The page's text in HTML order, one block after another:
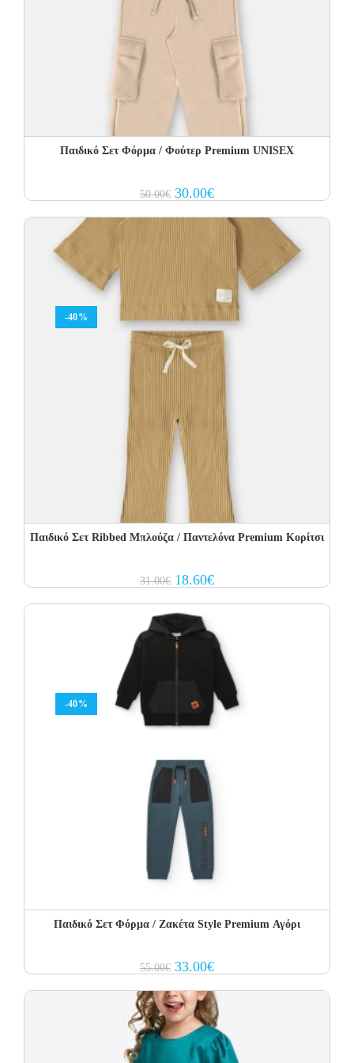
Παιδικό Σετ Φόρμα / Φούτερ Premium UNISEX
50.00€ Original
price
30.00€Current
price
30.00€.
-40%
Παιδικό Σετ Ribbed Μπλούζα / Παντελόνα Premium Κορίτσι
31.00€ Original
price
31.00€.
18.60€Current
price
-40%
Παιδικό Σετ Φόρμα / Ζακέτα Style Premium Αγόρι
55.00€ Original
price
55.00€.
33.00€Current
price
33.00€.